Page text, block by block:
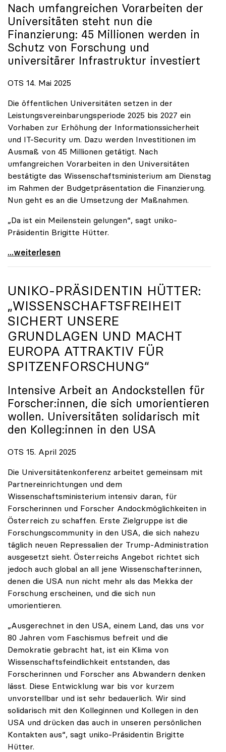
Nach umfangreichen Vorarbeiten der
Universitäten steht nun die
Finanzierung: 45 Millionen werden in
Schutz von Forschung und
universitärer Infrastruktur investiert
OTS 14. Mai 2025
Die öffentlichen Universitäten setzen in der
Leistungsvereinbarungsperiode 2025 bis 2027 ein
Vorhaben zur Erhöhung der Informationssicherheit
und IT-Security um. Dazu werden Investitionen im
Ausmaß von 45 Millionen getätigt. Nach
umfangreichen Vorarbeiten in den Universitäten
bestätigte das Wissenschaftsministerium am Dienstag
im Rahmen der Budgetpräsentation die Finanzierung.
Nun geht es an die Umsetzung der Maßnahmen.
„Da ist ein Meilenstein gelungen“, sagt uniko-
Präsidentin Brigitte Hütter.
Universitäten wappnen sich gegen zunehmende Gefahr
...weiterlesen
UNIKO-PRÄSIDENTIN HÜTTER:
„WISSENSCHAFTSFREIHEIT
SICHERT UNSERE
GRUNDLAGEN UND MACHT
EUROPA ATTRAKTIV FÜR
SPITZENFORSCHUNG“
Intensive Arbeit an Andockstellen für
Forscher:innen, die sich umorientieren
wollen. Universitäten solidarisch mit
den Kolleg:innen in den USA
OTS 15. April 2025
Die Universitätenkonferenz arbeitet gemeinsam mit
Partnereinrichtungen und dem
Wissenschaftsministerium intensiv daran, für
Forscherinnen und Forscher Andockmöglichkeiten in
Österreich zu schaffen. Erste Zielgruppe ist die
Forschungscommunity in den USA, die sich nahezu
täglich neuen Repressalien der Trump-Administration
ausgesetzt sieht. Österreichs Angebot richtet sich
jedoch auch global an all jene Wissenschafter:innen,
denen die USA nun nicht mehr als das Mekka der
Forschung erscheinen, und die sich nun
umorientieren.
„Ausgerechnet in den USA, einem Land, das uns vor
80 Jahren vom Faschismus befreit und die
Demokratie gebracht hat, ist ein Klima von
Wissenschaftsfeindlichkeit entstanden, das
Forscherinnen und Forscher ans Abwandern denken
lässt. Diese Entwicklung war bis vor kurzem
unvorstellbar und ist sehr bedauerlich. Wir sind
solidarisch mit den Kolleginnen und Kollegen in den
USA und drücken das auch in unseren persönlichen
Kontakten aus“, sagt uniko-Präsidentin Brigitte
Hütter.